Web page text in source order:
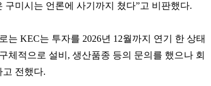
미시는 언론에 사기까지 쳤다”고 비판했다.
는 KEC는 투자를 2026년 12월까지 연기 한 상태
체적으로 설비, 생산품종 등의 문의를 했으나 회
고 전했다.